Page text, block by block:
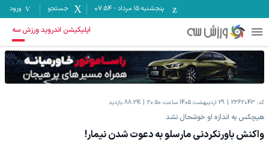
پنجشنبه ۱۵ مرداد -
07:54 جستجو ورود
اپلیکیشن اندروید ورزش سه
کد: 2362043 29 اردیبهشت 1405 ساعت 20:50 88.3K بازدید
هیچکس به اندازه او خوشحال نشد
واکنش باورنکردنی مارسلو به دعوت شدن نیمار!